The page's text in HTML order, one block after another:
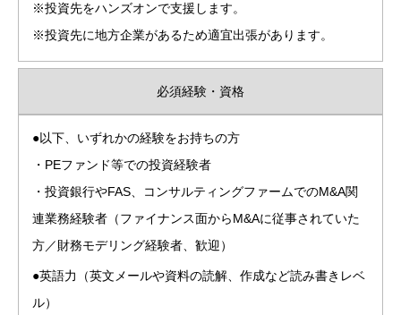
※投資先をハンズオンで支援します。
※投資先に地方企業があるため適宜出張があります。
必須経験・資格
●以下、いずれかの経験をお持ちの方
・PEファンド等での投資経験者
・投資銀行やFAS、コンサルティングファームでのM&A関
連業務経験者（ファイナンス面からM&Aに従事されていた
方／財務モデリング経験者、歓迎）
●英語力（英文メールや資料の読解、作成など読み書きレベ
ル）